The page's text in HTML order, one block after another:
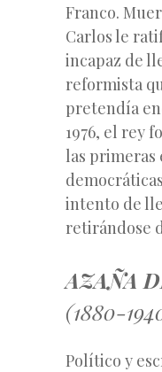
Franco.
Carlos le
incapaz de
reformista
pretendía
1976, el rey
las primeras
intento de
retirándose
AZAÑA
(1880-
Político y